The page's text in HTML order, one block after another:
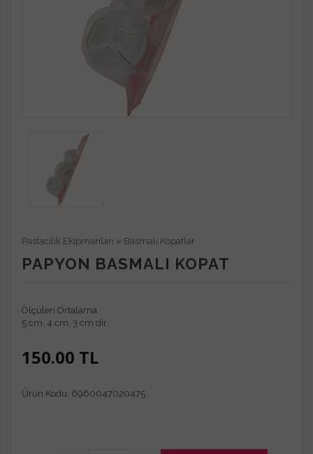
Pastacılık Ekipmanları » Basmalı Kopatlar
PAPYON BASMALI KOPAT
Ölçüleri Ortalama
5 cm, 4 cm, 3 cm dir.
150.00 TL
Ürün Kodu: 6960047020475